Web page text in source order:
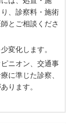
、診察料・施術
とご相談くださ
変化します。
ニオン、交通事
に準じた診察、
ります。